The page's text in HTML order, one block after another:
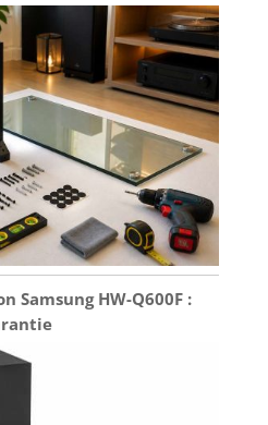
Samsung HW-Q600F :